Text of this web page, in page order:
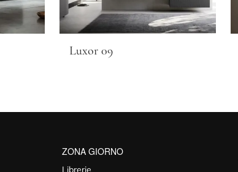
Luxor 09
ZONA GIORNO
Librerie